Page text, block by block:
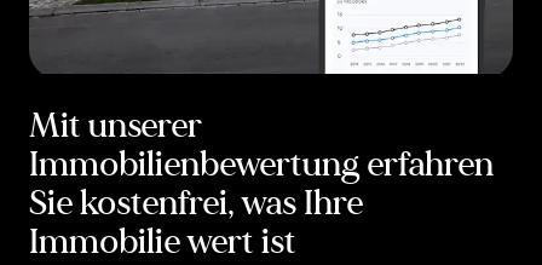
Mit unserer
Immobilienbewertung erfahren
Sie kostenfrei, was Ihre
Immobilie wert ist